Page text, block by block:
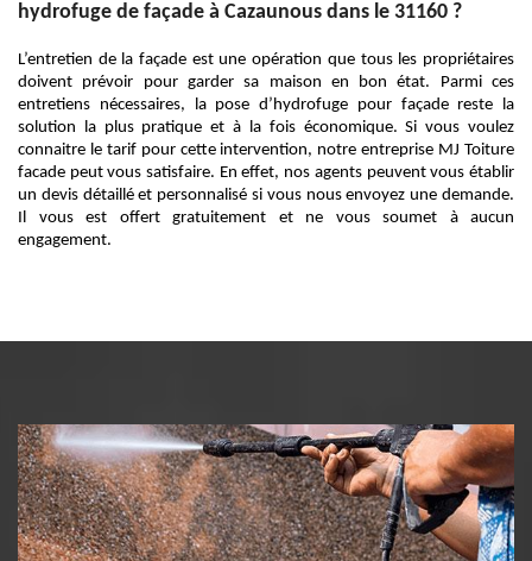
hydrofuge de façade à Cazaunous dans le 31160 ?
L’entretien de la façade est une opération que tous les propriétaires
doivent prévoir pour garder sa maison en bon état. Parmi ces
entretiens nécessaires, la pose d’hydrofuge pour façade reste la
solution la plus pratique et à la fois économique. Si vous voulez
connaitre le tarif pour cette intervention, notre entreprise MJ Toiture
facade peut vous satisfaire. En effet, nos agents peuvent vous établir
un devis détaillé et personnalisé si vous nous envoyez une demande.
Il vous est offert gratuitement et ne vous soumet à aucun
engagement.